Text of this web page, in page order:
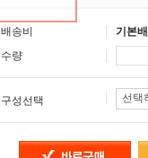
배송비
기본
수량
구성선택 선택